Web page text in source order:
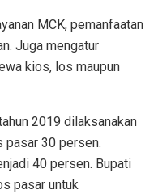
MCK, pemanfaatan
Juga mengatur
kios, los maupun
2019 dilaksanakan
pasar 30 persen.
40 persen. Bupati
pasar untuk